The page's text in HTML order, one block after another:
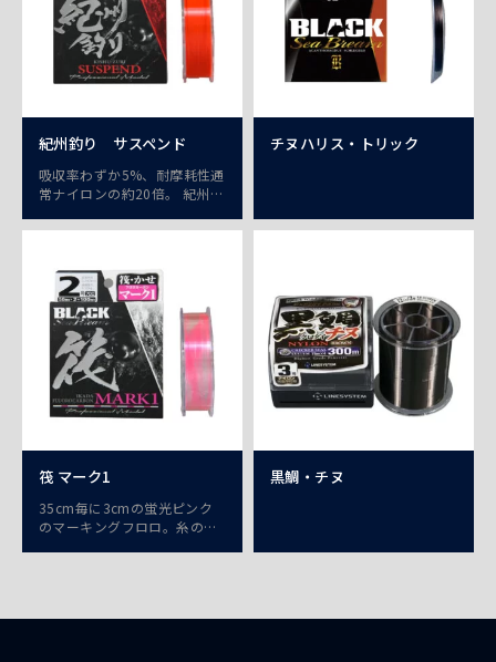
紀州釣り サスペンド
吸収率わずか5%、耐摩耗性通
常ナイロンの約20倍。 紀州釣
州釣りサスペンド。
チヌハリス・トリック
筏 マーク1
35cm毎に3cmの蛍光ピンク
のマーキングフロロ。糸の動
黒鯛・チヌ